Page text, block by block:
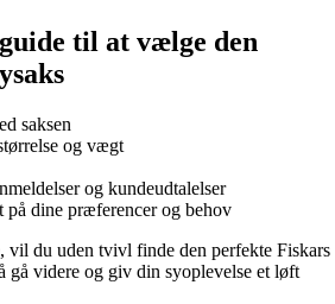
til at vælge den
saksen
og vægt
og kundeudtalelser
på dine præferencer og behov
vil du uden tvivl finde den perfekte Fiskars
gå videre og giv din syoplevelse et løft